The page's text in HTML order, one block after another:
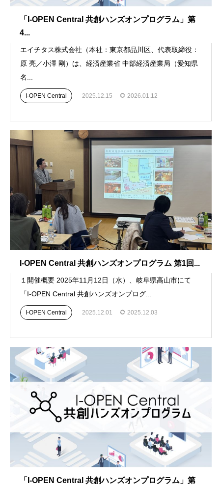
「I-OPEN Central 共創ハンズオンプログラム」第
4...
エイチタス株式会社（本社：東京都品川区、代表取締役：
原 亮／小澤 剛）は、経済産業省 中部経済産業局（愛知県
名...
I-OPEN Central 2025.12.15 2026.01.12
I-OPEN Central 共創ハンズオンプログラム 第1回...
１開催概要 2025年11月12日（水）、岐阜県高山市にて
「I-OPEN Central 共創ハンズオンプログ...
I-OPEN Central 2025.12.01 2025.12.03
「I-OPEN Central 共創ハンズオンプログラム」第